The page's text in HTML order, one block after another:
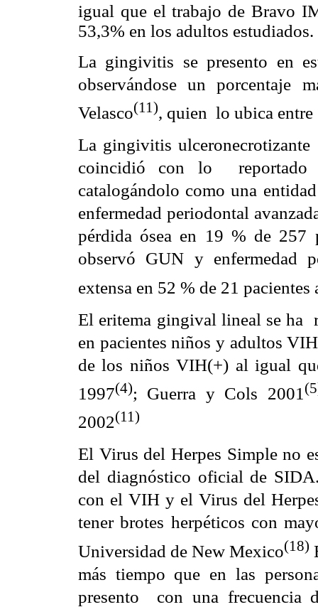
igual que el trabajo de Bravo
53,3% en los adultos estudiados.
La gingivitis se presento en
observándose un porcentaje
Velasco(11), quien lo ubica entre
La gingivitis
coincidió con lo reportado
catalogándolo como una
enfermedad periodontal
pérdida ósea en 19 % de 257
observó GUN y enfermedad
extensa en 52 % de 21
El eritema gingival lineal se ha
en pacientes niños y adultos
de los niños VIH(+) al igual
1997(4); Guerra y Cols 2001
2002(11)
El Virus del Herpes Simple no
del diagnóstico oficial de
con el VIH y el Virus del
tener brotes herpéticos con
Universidad de New Mexico(18)
más tiempo que en las
presento con una